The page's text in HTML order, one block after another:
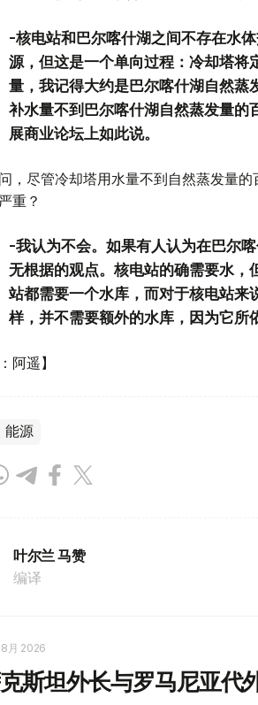
-核电站和巴尔喀什湖之间不存在水
源，但这是一个单向过程：冷却塔将
量，我记得大约是巴尔喀什湖自然
补水量不到巴尔喀什湖自然蒸发量
展商业论坛上如此说。
，尽管冷却塔用水量不到自然蒸发量
重？
-我认为不会。如果有人认为在巴尔
无根据的观点。核电站的确需要水，
站都需要一个水库，而对于核电站来
样，并不需要额外的水库，因为它所
阿遥】
能源
叶尔兰 马赞
编译
8月 2026
斯坦外长与罗马尼亚代